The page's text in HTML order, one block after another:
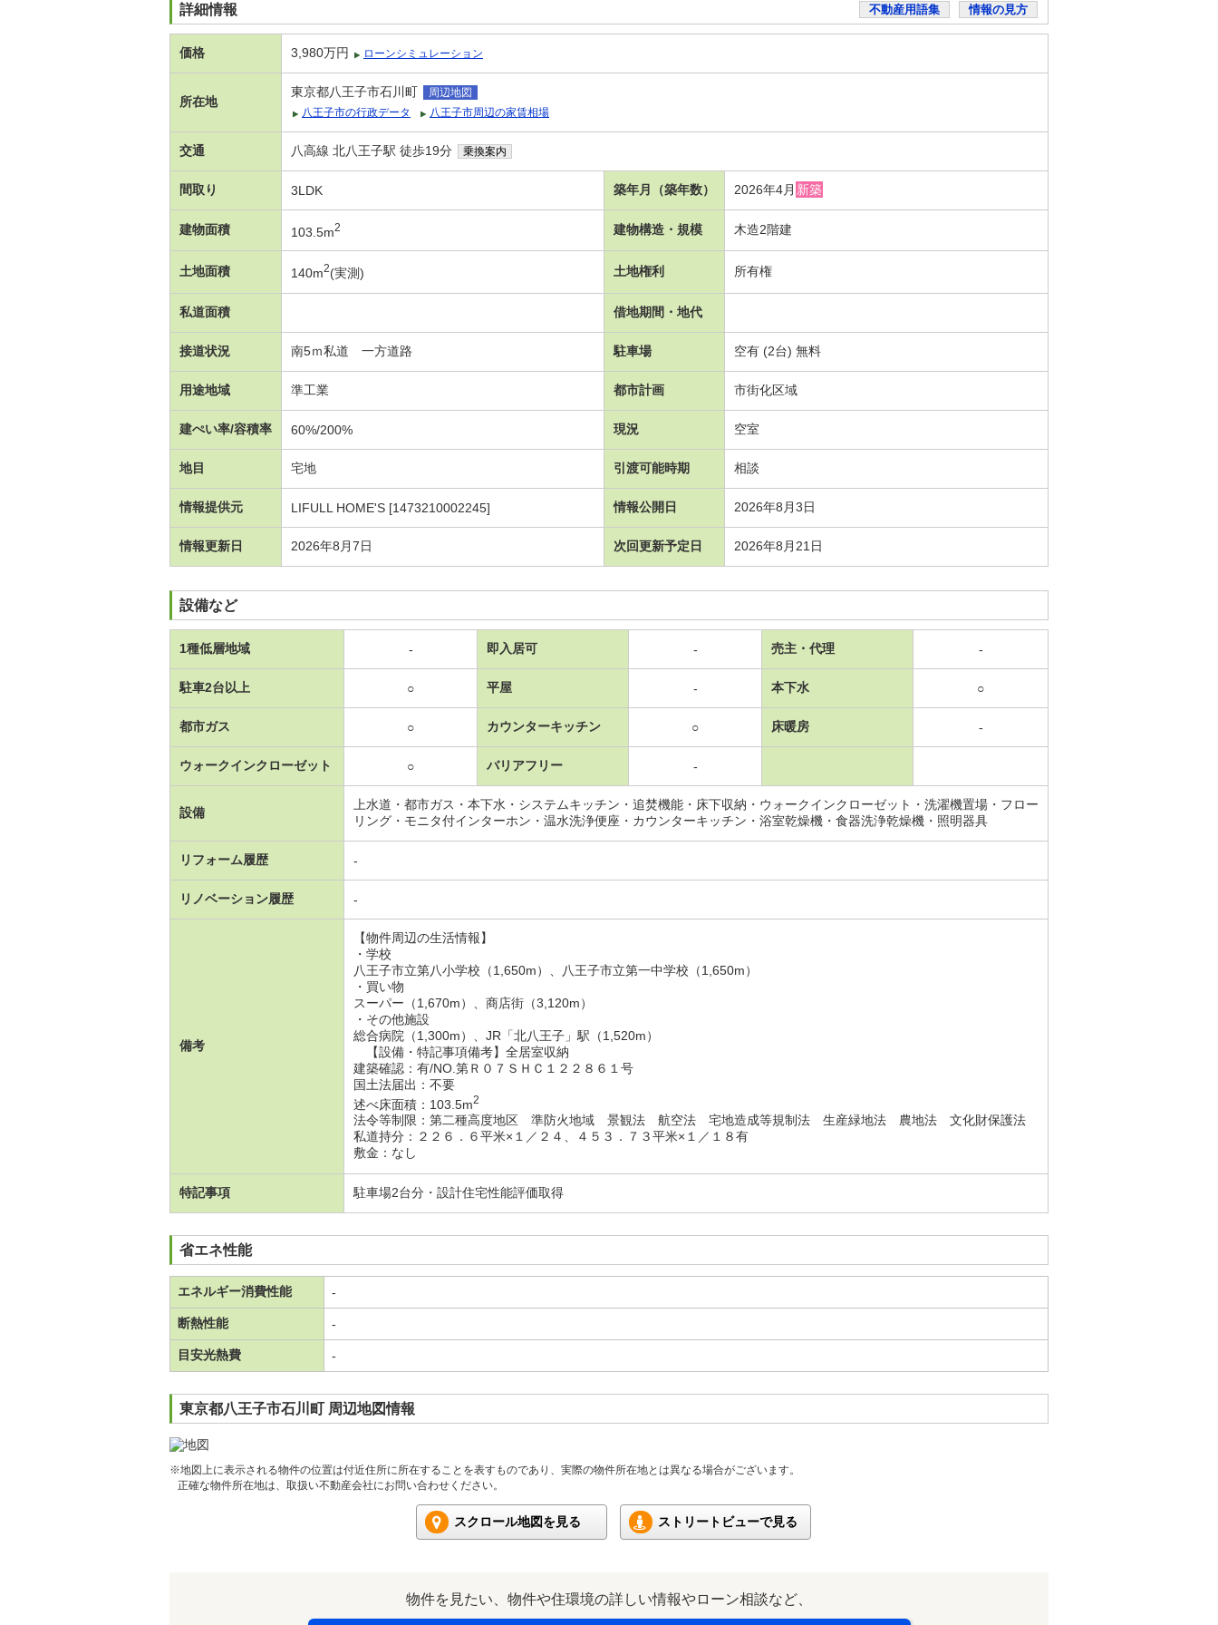
詳細情報 不動産用語集 情報の見方
価格 3,980万円 ローンシミュレーション
所在地
東京都八王子市石川町
周辺地図
八王子市の行政データ
八王子市周辺の家賃相場
交通 八高線 北八王子駅 徒歩19分 乗換案内
間取り 3LDK 築年月（築年数） 2026年4月 新築
建物面積 103.5m2 建物構造・規模 木造2階建
土地面積 140m2(実測) 土地権利 所有権
私道面積 借地期間・地代
接道状況 南5ｍ私道 一方道路 駐車場 空有 (2台) 無料
用途地域 準工業 都市計画 市街化区域
建ぺい率/容積率 60%/200% 現況 空室
地目 宅地 引渡可能時期 相談
情報提供元 LIFULL HOME'S [1473210002245] 情報公開日 2026年8月3日
情報更新日 2026年8月7日 次回更新予定日 2026年8月21日
設備など
1種低層地域 - 即入居可 - 売主・代理 -
駐車2台以上 ○ 平屋 - 本下水 ○
都市ガス ○ カウンターキッチン ○ 床暖房 -
ウォークインクローゼット ○ バリアフリー -
設備
上水道・都市ガス・本下水・システムキッチン・追焚機能・床下収納・ウォークインクローゼット・洗濯機置場・フロー
リング・モニタ付インターホン・温水洗浄便座・カウンターキッチン・浴室乾燥機・食器洗浄乾燥機・照明器具
リフォーム履歴 -
リノベーション履歴 -
備考
【物件周辺の生活情報】
・学校
八王子市立第八小学校（1,650m）、八王子市立第一中学校（1,650m）
・買い物
スーパー（1,670m）、商店街（3,120m）
・その他施設
総合病院（1,300m）、JR「北八王子」駅（1,520m）
【設備・特記事項備考】全居室収納
建築確認：有/NO.第Ｒ０７ＳＨＣ１２２８６１号
国土法届出：不要
述べ床面積：103.5m2
法令等制限：第二種高度地区 準防火地域 景観法 航空法 宅地造成等規制法 生産緑地法 農地法 文化財保護法
私道持分：２２６．６平米×１／２４、４５３．７３平米×１／１８有
敷金：なし
特記事項 駐車場2台分・設計住宅性能評価取得
省エネ性能
エネルギー消費性能 -
断熱性能 -
目安光熱費 -
東京都八王子市石川町 周辺地図情報
※地図上に表示される物件の位置は付近住所に所在することを表すものであり、実際の物件所在地とは異なる場合がございます。
正確な物件所在地は、取扱い不動産会社にお問い合わせください。
スクロール地図を見る ストリートビューで見る
物件を見たい、物件や住環境の詳しい情報やローン相談など、